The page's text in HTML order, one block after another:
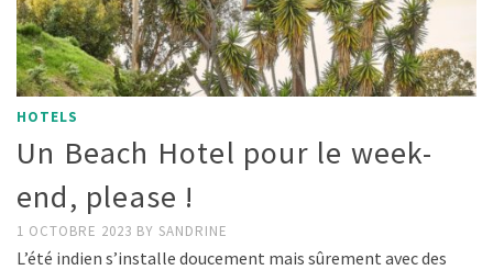
HOTELS
Un Beach Hotel pour le week-
end, please !
1 OCTOBRE 2023 BY SANDRINE
L’été indien s’installe doucement mais sûrement avec des